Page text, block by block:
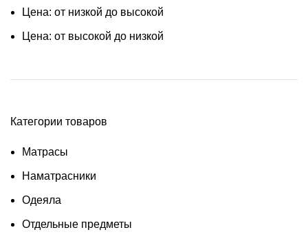
Цена: от низкой до высокой
Цена: от высокой до низкой
Категории товаров
Матрасы
Наматрасники
Одеяла
Отдельные предметы